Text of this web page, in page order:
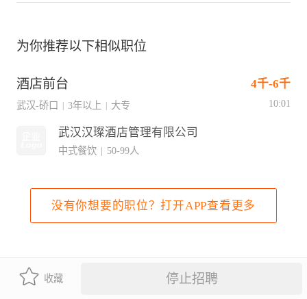
为你推荐以下相似职位
酒店前台 4千-6千
武汉-硚口 3年以上 大专 10:01
武汉汉璨酒店管理有限公司
中式餐饮 | 50-99人
没有你想要的职位？打开APP查看更多
收藏 停止招聘